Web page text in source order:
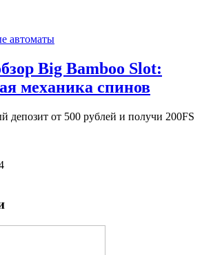
автоматы
Big Bamboo Slot:
механика спинов
депозит от 500 рублей и получи 200FS